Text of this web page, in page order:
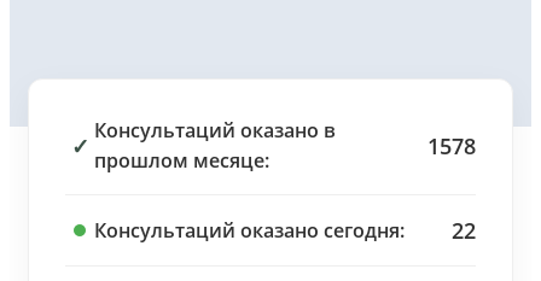
✓
Консультаций оказано в
прошлом месяце:
1578
Консультаций оказано сегодня: 22